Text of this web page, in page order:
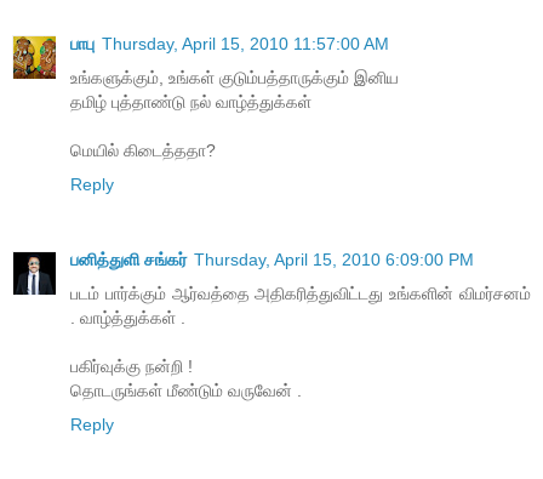
பாபு Thursday, April 15, 2010 11:57:00 AM
உங்களுக்கும், உங்கள் குடும்பத்தாருக்கும் இனிய
தமிழ் புத்தாண்டு நல் வாழ்த்துக்கள்
மெயில் கிடைத்ததா?
Reply
பனித்துளி சங்கர் Thursday, April 15, 2010 6:09:00 PM
படம் பார்க்கும் ஆர்வத்தை அதிகரித்துவிட்டது உங்களின் விமர்சனம்
. வாழ்த்துக்கள் .
பகிர்வுக்கு நன்றி !
தொடருங்கள் மீண்டும் வருவேன் .
Reply